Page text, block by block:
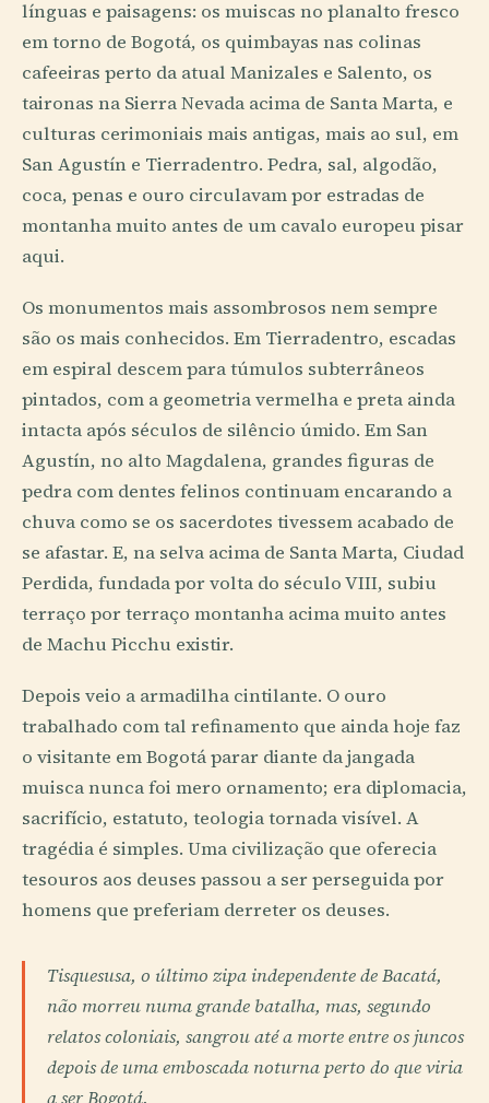
línguas e paisagens: os muiscas no planalto fresco
em torno de Bogotá, os quimbayas nas colinas
cafeeiras perto da atual Manizales e Salento, os
taironas na Sierra Nevada acima de Santa Marta, e
culturas cerimoniais mais antigas, mais ao sul, em
San Agustín e Tierradentro. Pedra, sal, algodão,
coca, penas e ouro circulavam por estradas de
montanha muito antes de um cavalo europeu pisar
aqui.
Os monumentos mais assombrosos nem sempre
são os mais conhecidos. Em Tierradentro, escadas
em espiral descem para túmulos subterrâneos
pintados, com a geometria vermelha e preta ainda
intacta após séculos de silêncio úmido. Em San
Agustín, no alto Magdalena, grandes figuras de
pedra com dentes felinos continuam encarando a
chuva como se os sacerdotes tivessem acabado de
se afastar. E, na selva acima de Santa Marta, Ciudad
Perdida, fundada por volta do século VIII, subiu
terraço por terraço montanha acima muito antes
de Machu Picchu existir.
Depois veio a armadilha cintilante. O ouro
trabalhado com tal refinamento que ainda hoje faz
o visitante em Bogotá parar diante da jangada
muisca nunca foi mero ornamento; era diplomacia,
sacrifício, estatuto, teologia tornada visível. A
tragédia é simples. Uma civilização que oferecia
tesouros aos deuses passou a ser perseguida por
homens que preferiam derreter os deuses.
Tisquesusa, o último zipa independente de Bacatá,
não morreu numa grande batalha, mas, segundo
relatos coloniais, sangrou até a morte entre os juncos
depois de uma emboscada noturna perto do que viria